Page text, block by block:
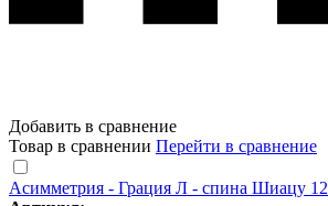
Добавить в сравнение
Товар в сравнении Перейти в сравнение
Асимметрия - Грация Л - спина Шиацу 12